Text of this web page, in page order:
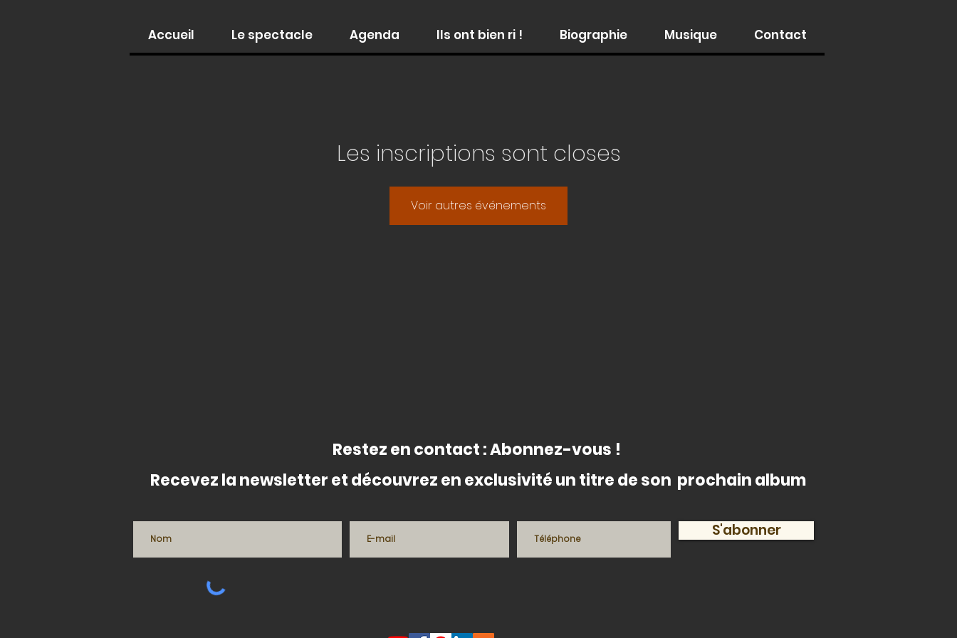
Accueil Le spectacle Agenda Ils ont bien ri ! Biographie Musique Contact
Les inscriptions sont closes
Voir autres événements
Restez en contact : Abonnez-vous !
Recevez la newsletter et découvrez en exclusivité un titre de son prochain album
S'abonner